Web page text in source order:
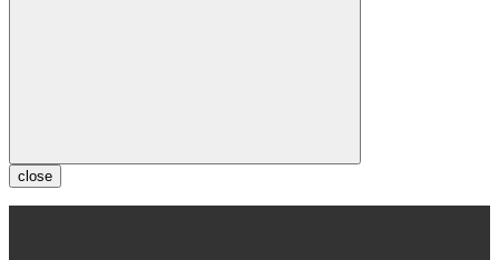
close